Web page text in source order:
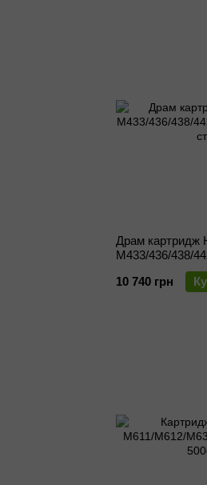
Драм картридж
M433/436/438/
10 740 грн